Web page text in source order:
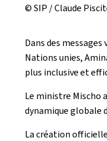
© SIP / Claude
Dans des
Nations unies,
plus inclusive et
Le ministre Mischo
dynamique globale
La création